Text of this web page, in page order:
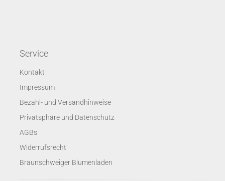
Service
Kontakt
Impressum
Bezahl- und Versandhinweise
Privatsphäre und Datenschutz
AGBs
Widerrufsrecht
Braunschweiger Blumenladen